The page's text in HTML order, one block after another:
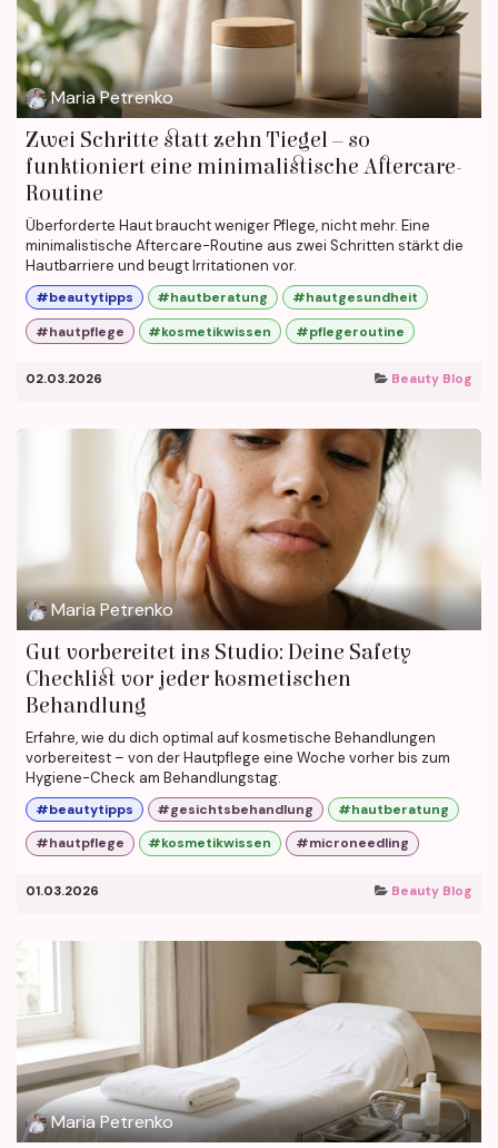
Maria Petrenko
Zwei Schritte statt zehn Tiegel – so
funktioniert eine minimalistische Aftercare-
Routine
Überforderte Haut braucht weniger Pflege, nicht mehr. Eine
minimalistische Aftercare-Routine aus zwei Schritten stärkt die
Hautbarriere und beugt Irritationen vor.
#beautytipps #hautberatung
#hautgesundheit
#hautpflege
#kosmetikwissen #pflegeroutine
02.03.2026 Beauty Blog
Maria Petrenko
Gut vorbereitet ins Studio: Deine Safety
Checklist vor jeder kosmetischen
Behandlung
Erfahre, wie du dich optimal auf kosmetische Behandlungen
vorbereitest – von der Hautpflege eine Woche vorher bis zum
Hygiene-Check am Behandlungstag.
#beautytipps #gesichtsbehandlung
#hautberatung
#hautpflege
#kosmetikwissen #microneedling
01.03.2026 Beauty Blog
Maria Petrenko